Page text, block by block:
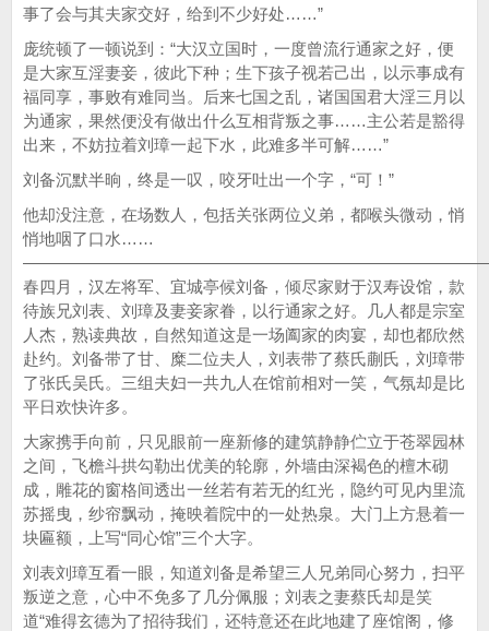
事了会与其夫家交好，给到不少好处……”
庞统顿了一顿说到：“大汉立国时，一度曾流行通家之好，便
是大家互淫妻妾，彼此下种；生下孩子视若己出，以示事成有
福同享，事败有难同当。后来七国之乱，诸国国君大淫三月以
为通家，果然便没有做出什么互相背叛之事……主公若是豁得
出来，不妨拉着刘璋一起下水，此难多半可解……”
刘备沉默半晌，终是一叹，咬牙吐出一个字，“可！”
他却没注意，在场数人，包括关张两位义弟，都喉头微动，悄
悄地咽了口水……
春四月，汉左将军、宜城亭候刘备，倾尽家财于汉寿设馆，款
待族兄刘表、刘璋及妻妾家眷，以行通家之好。几人都是宗室
人杰，熟读典故，自然知道这是一场阖家的肉宴，却也都欣然
赴约。刘备带了甘、糜二位夫人，刘表带了蔡氏蒯氏，刘璋带
了张氏吴氏。三组夫妇一共九人在馆前相对一笑，气氛却是比
平日欢快许多。
大家携手向前，只见眼前一座新修的建筑静静伫立于苍翠园林
之间，飞檐斗拱勾勒出优美的轮廓，外墙由深褐色的檀木砌
成，雕花的窗格间透出一丝若有若无的红光，隐约可见内里流
苏摇曳，纱帘飘动，掩映着院中的一处热泉。大门上方悬着一
块匾额，上写“同心馆”三个大字。
刘表刘璋互看一眼，知道刘备是希望三人兄弟同心努力，扫平
叛逆之意，心中不免多了几分佩服；刘表之妻蔡氏却是笑
道“难得玄德为了招待我们，还特意还在此地建了座馆阁，修